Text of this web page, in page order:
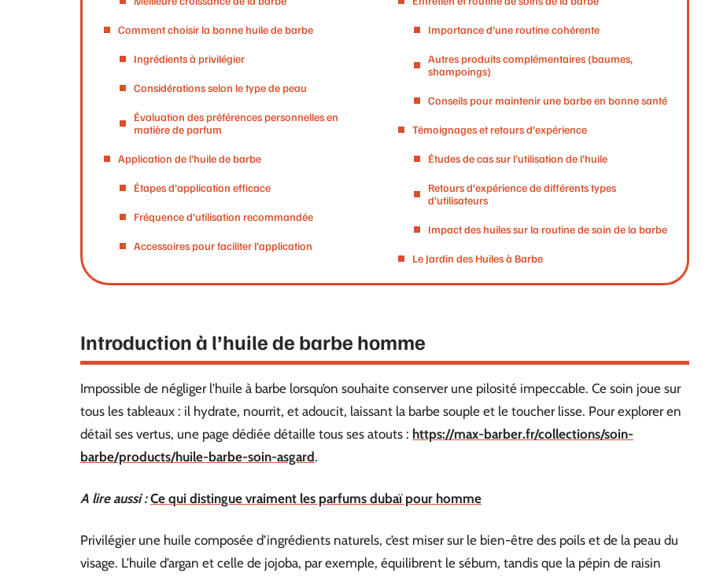
Comment choisir la bonne huile de barbe
Ingrédients à privilégier
Considérations selon le type de peau
Évaluation des préférences personnelles en
matière de parfum
Application de l’huile de barbe
Étapes d’application efficace
Fréquence d’utilisation recommandée
Accessoires pour faciliter l’application
Importance d’une routine cohérente
Autres produits complémentaires (baumes,
shampoings)
Conseils pour maintenir une barbe en bonne santé
Témoignages et retours d’expérience
Études de cas sur l’utilisation de l’huile
Retours d’expérience de différents types
d’utilisateurs
Impact des huiles sur la routine de soin de la barbe
Le Jardin des Huiles à Barbe
Introduction à l’huile de barbe homme
Impossible de négliger l’huile à barbe lorsqu’on souhaite conserver une pilosité impeccable. Ce soin joue sur
tous les tableaux : il hydrate, nourrit, et adoucit, laissant la barbe souple et le toucher lisse. Pour explorer en
détail ses vertus, une page dédiée détaille tous ses atouts : https://max-barber.fr/collections/soin-
barbe/products/huile-barbe-soin-asgard.
A lire aussi : Ce qui distingue vraiment les parfums dubaï pour homme
Privilégier une huile composée d’ingrédients naturels, c’est miser sur le bien-être des poils et de la peau du
visage. L’huile d’argan et celle de jojoba, par exemple, équilibrent le sébum, tandis que la pépin de raisin